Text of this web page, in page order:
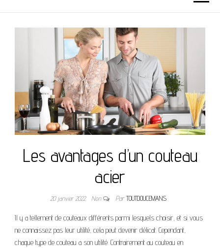
Les avantages d’un couteau
acier
20 janvier 2022 Non ParTOUTDOUCEMANS
Il y a tellement de couteaux différents parmi lesquels choisir, et si vous
ne connaissez pas leur utilité, cela peut devenir délicat. Cependant,
chaque type de couteau a son utilité. Contrairement au couteau en